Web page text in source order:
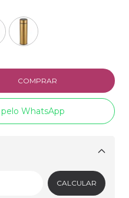
WhatsApp
Alterar CEP
CALCULAR